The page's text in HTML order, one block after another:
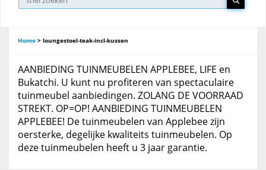
Home > loungestoel-teak-incl-kussen
AANBIEDING TUINMEUBELEN APPLEBEE, LIFE en
Bukatchi. U kunt nu profiteren van spectaculaire
tuinmeubel aanbiedingen. ZOLANG DE VOORRAAD
STREKT. OP=OP! AANBIEDING TUINMEUBELEN
APPLEBEE! De tuinmeubelen van Applebee zijn
oersterke, degelijke kwaliteits tuinmeubelen. Op
deze tuinmeubelen heeft u 3 jaar garantie.